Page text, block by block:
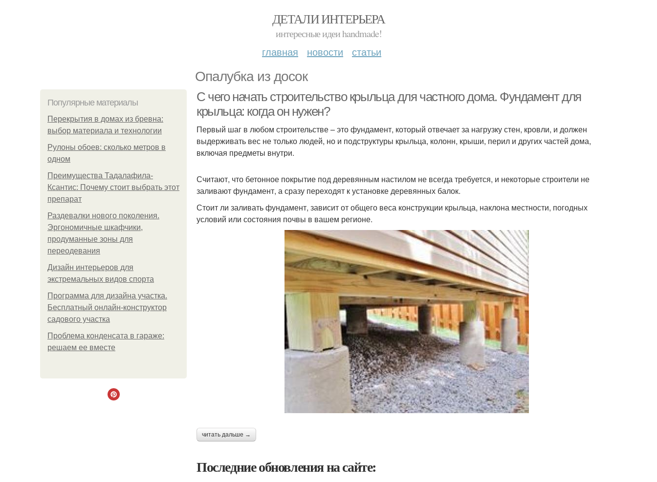
ДЕТАЛИ ИНТЕРЬЕРА
интересные идеи handmade!
главная новости статьи
Опалубка из досок
Популярные материалы
Перекрытия в домах из бревна:
выбор материала и технологии
Рулоны обоев: сколько метров в
одном
Преимущества Тадалафила-
Ксантис: Почему стоит выбрать этот
препарат
Раздевалки нового поколения.
Эргономичные шкафчики,
продуманные зоны для
переодевания
Дизайн интерьеров для
экстремальных видов спорта
Программа для дизайна участка.
Бесплатный онлайн-конструктор
садового участка
Проблема конденсата в гараже:
решаем ее вместе
С чего начать строительство крыльца для частного дома. Фундамент для
крыльца: когда он нужен?
Первый шаг в любом строительстве – это фундамент, который отвечает за нагрузку стен, кровли, и должен
выдерживать вес не только людей, но и подструктуры крыльца, колонн, крыши, перил и других частей дома,
включая предметы внутри.
Считают, что бетонное покрытие под деревянным настилом не всегда требуется, и некоторые строители не
заливают фундамент, а сразу переходят к установке деревянных балок.
Стоит ли заливать фундамент, зависит от общего веса конструкции крыльца, наклона местности, погодных
условий или состояния почвы в вашем регионе.
читать дальше →
Последние обновления на сайте: